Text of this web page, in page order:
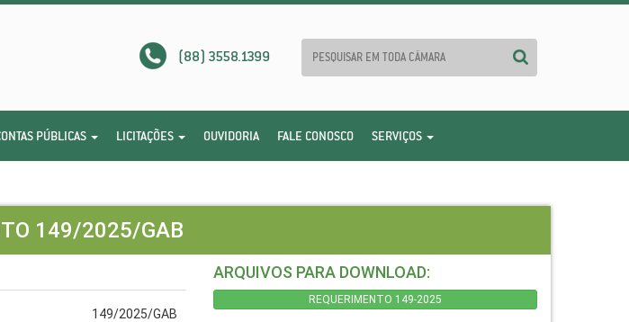
(88) 3558.1399
PÚBLICAS LICITAÇÕES OUVIDORIA FALE CONOSCO SERVIÇOS
149/2025/GAB
149/2025/GAB
ARQUIVOS PARA DOWNLOAD:
REQUERIMENTO 149-2025